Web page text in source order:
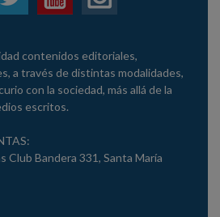
contenidos editoriales,
a través de distintas modalidades,
con la sociedad, más allá de la
escritos.
Club Bandera 331, Santa María